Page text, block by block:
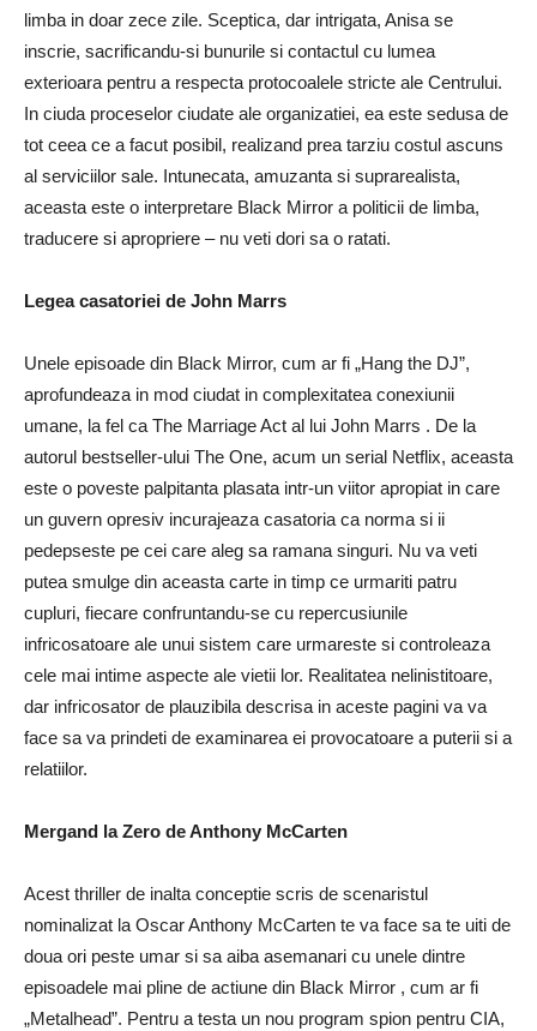
limba in doar zece zile. Sceptica, dar intrigata, Anisa se
inscrie, sacrificandu-si bunurile si contactul cu lumea
exterioara pentru a respecta protocoalele stricte ale Centrului.
In ciuda proceselor ciudate ale organizatiei, ea este sedusa de
tot ceea ce a facut posibil, realizand prea tarziu costul ascuns
al serviciilor sale. Intunecata, amuzanta si suprarealista,
aceasta este o interpretare Black Mirror a politicii de limba,
traducere si apropriere – nu veti dori sa o ratati.
Legea casatoriei de John Marrs
Unele episoade din Black Mirror, cum ar fi „Hang the DJ”,
aprofundeaza in mod ciudat in complexitatea conexiunii
umane, la fel ca The Marriage Act al lui John Marrs . De la
autorul bestseller-ului The One, acum un serial Netflix, aceasta
este o poveste palpitanta plasata intr-un viitor apropiat in care
un guvern opresiv incurajeaza casatoria ca norma si ii
pedepseste pe cei care aleg sa ramana singuri. Nu va veti
putea smulge din aceasta carte in timp ce urmariti patru
cupluri, fiecare confruntandu-se cu repercusiunile
infricosatoare ale unui sistem care urmareste si controleaza
cele mai intime aspecte ale vietii lor. Realitatea nelinistitoare,
dar infricosator de plauzibila descrisa in aceste pagini va va
face sa va prindeti de examinarea ei provocatoare a puterii si a
relatiilor.
Mergand la Zero de Anthony McCarten
Acest thriller de inalta conceptie scris de scenaristul
nominalizat la Oscar Anthony McCarten te va face sa te uiti de
doua ori peste umar si sa aiba asemanari cu unele dintre
episoadele mai pline de actiune din Black Mirror , cum ar fi
„Metalhead”. Pentru a testa un nou program spion pentru CIA,